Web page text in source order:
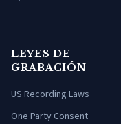
LEYES DE
GRABACIÓN
US Recording Laws
One Party Consent